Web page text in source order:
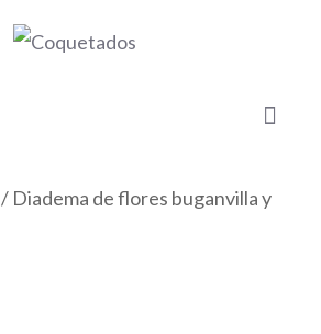
/ Diadema de flores buganvilla y